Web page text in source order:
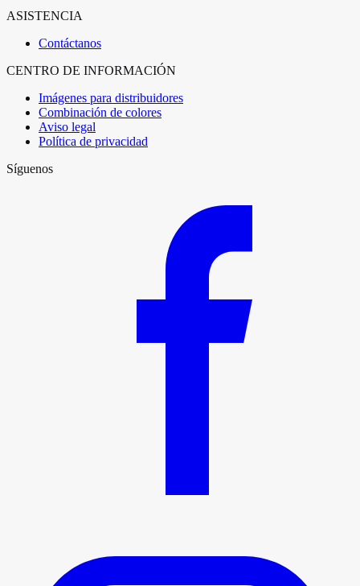
ASISTENCIA
Contáctanos
CENTRO DE INFORMACIÓN
Imágenes para distribuidores
Combinación de colores
Aviso legal
Política de privacidad
Síguenos